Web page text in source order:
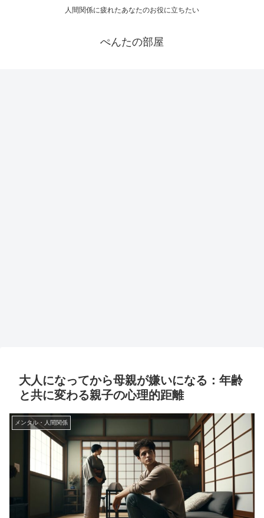
人間関係に疲れたあなたのお役に立ちたい
ぺんたの部屋
大人になってから母親が嫌いになる：年齢
と共に変わる親子の心理的距離
メンタル・人間関係